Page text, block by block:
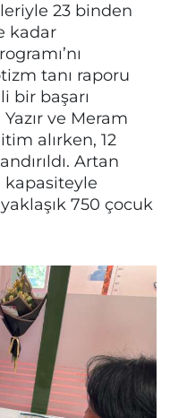
23 binden
kadar
tanı raporu
bir başarı
ve Meram
alırken, 12
Artan
kapasiteyle
750 çocuk